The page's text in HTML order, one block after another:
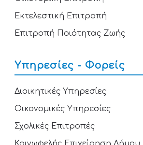
Εκτελεστική Επιτροπή
Επιτροπή Ποιότητας Ζωής
Υπηρεσίες - Φορείς
Διοικητικές Υπηρεσίες
Οικονομικές Υπηρεσίες
Σχολικές Επιτροπές